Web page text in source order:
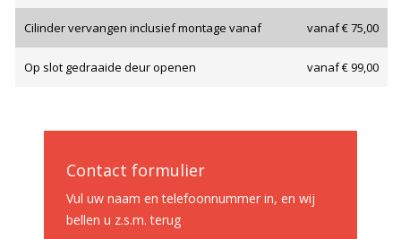
Cilinder vervangen inclusief montage vanaf vanaf € 75,00
Op slot gedraaide deur openen vanaf € 99,00
Contact formulier
Vul uw naam en telefoonnummer in, en wij
bellen u z.s.m. terug